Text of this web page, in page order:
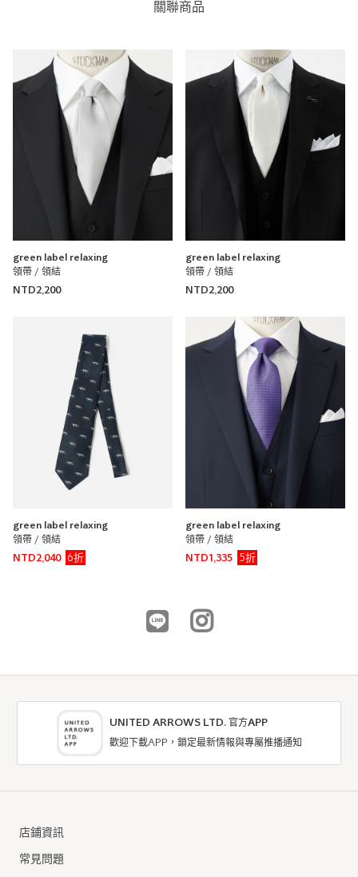
關聯商品
green label relaxing
領帶 / 領結
NTD2,200
green label relaxing
領帶 / 領結
NTD2,200
green label relaxing
領帶 / 領結
NTD2,040
6折
green label relaxing
領帶 / 領結
NTD1,335
5折
UNITED ARROWS LTD. 官方APP
歡迎下載APP，鎖定最新情報與專屬推播通知
店鋪資訊
常見問題